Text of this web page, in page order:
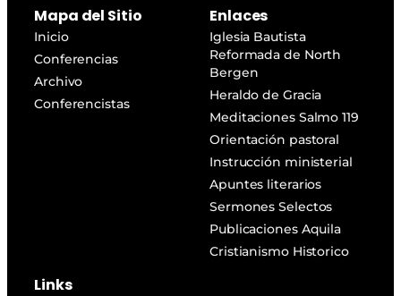
Mapa del Sitio
Inicio
Conferencias
Archivo
Conferencistas
Enlaces
Iglesia Bautista
Reformada de North
Bergen
Heraldo de Gracia
Meditaciones Salmo 119
Orientación pastoral
Instrucción ministerial
Apuntes literarios
Sermones Selectos
Publicaciones Aquila
Cristianismo Historico
Links